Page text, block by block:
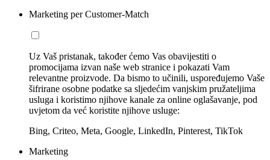
Marketing per Customer-Match
Uz Vaš pristanak, također ćemo Vas obavijestiti o
promocijama izvan naše web stranice i pokazati Vam
relevantne proizvode. Da bismo to učinili, uspoređujemo Vaše
šifrirane osobne podatke sa sljedećim vanjskim pružateljima
usluga i koristimo njihove kanale za online oglašavanje, pod
uvjetom da već koristite njihove usluge:
Bing, Criteo, Meta, Google, LinkedIn, Pinterest, TikTok
Marketing